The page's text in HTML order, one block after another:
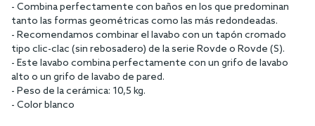
- Combina perfectamente con baños en los que predominan
tanto las formas geométricas como las más redondeadas.
- Recomendamos combinar el lavabo con un tapón cromado
tipo clic-clac (sin rebosadero) de la serie Rovde o Rovde (S).
- Este lavabo combina perfectamente con un grifo de lavabo
alto o un grifo de lavabo de pared.
- Peso de la cerámica: 10,5 kg.
- Color blanco